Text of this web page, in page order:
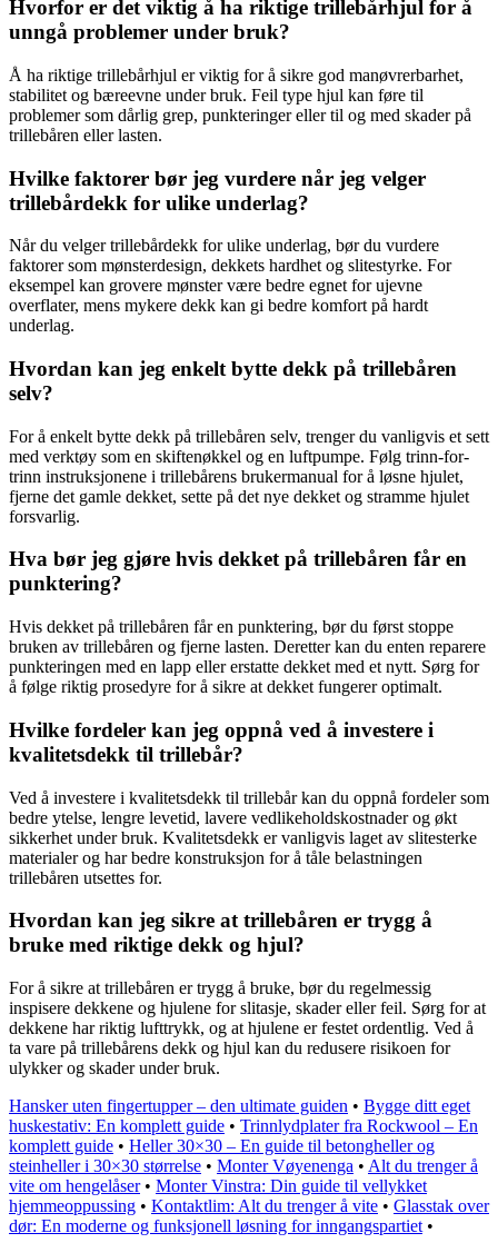
Hvorfor er det viktig å ha riktige trillebårhjul for å
unngå problemer under bruk?
Å ha riktige trillebårhjul er viktig for å sikre god manøvrerbarhet,
stabilitet og bæreevne under bruk. Feil type hjul kan føre til
problemer som dårlig grep, punkteringer eller til og med skader på
trillebåren eller lasten.
Hvilke faktorer bør jeg vurdere når jeg velger
trillebårdekk for ulike underlag?
Når du velger trillebårdekk for ulike underlag, bør du vurdere
faktorer som mønsterdesign, dekkets hardhet og slitestyrke. For
eksempel kan grovere mønster være bedre egnet for ujevne
overflater, mens mykere dekk kan gi bedre komfort på hardt
underlag.
Hvordan kan jeg enkelt bytte dekk på trillebåren
selv?
For å enkelt bytte dekk på trillebåren selv, trenger du vanligvis et sett
med verktøy som en skiftenøkkel og en luftpumpe. Følg trinn-for-
trinn instruksjonene i trillebårens brukermanual for å løsne hjulet,
fjerne det gamle dekket, sette på det nye dekket og stramme hjulet
forsvarlig.
Hva bør jeg gjøre hvis dekket på trillebåren får en
punktering?
Hvis dekket på trillebåren får en punktering, bør du først stoppe
bruken av trillebåren og fjerne lasten. Deretter kan du enten reparere
punkteringen med en lapp eller erstatte dekket med et nytt. Sørg for
å følge riktig prosedyre for å sikre at dekket fungerer optimalt.
Hvilke fordeler kan jeg oppnå ved å investere i
kvalitetsdekk til trillebår?
Ved å investere i kvalitetsdekk til trillebår kan du oppnå fordeler som
bedre ytelse, lengre levetid, lavere vedlikeholdskostnader og økt
sikkerhet under bruk. Kvalitetsdekk er vanligvis laget av slitesterke
materialer og har bedre konstruksjon for å tåle belastningen
trillebåren utsettes for.
Hvordan kan jeg sikre at trillebåren er trygg å
bruke med riktige dekk og hjul?
For å sikre at trillebåren er trygg å bruke, bør du regelmessig
inspisere dekkene og hjulene for slitasje, skader eller feil. Sørg for at
dekkene har riktig lufttrykk, og at hjulene er festet ordentlig. Ved å
ta vare på trillebårens dekk og hjul kan du redusere risikoen for
ulykker og skader under bruk.
Hansker uten fingertupper – den ultimate guiden • Bygge ditt eget
huskestativ: En komplett guide • Trinnlydplater fra Rockwool – En
komplett guide • Heller 30×30 – En guide til betongheller og
steinheller i 30×30 størrelse • Monter Vøyenenga • Alt du trenger å
vite om hengelåser• Monter Vinstra: Din guide til vellykket
hjemmeoppussing • Kontaktlim: Alt du trenger å vite • Glasstak over
dør: En moderne og funksjonell løsning for inngangspartiet •